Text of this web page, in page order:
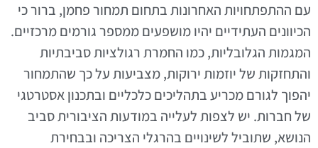
עם ההתפתחויות האחרונות בתחום תמחור פחמן, ברור כי
הכיוונים העתידיים יהיו מושפעים ממספר גורמים מרכזיים.
המגמות הגלובליות, כמו החמרת רגולציות סביבתיות
והתחזקות של יוזמות ירוקות, מצביעות על כך שהתמחור
יהפוך לגורם מכריע בתהליכים כלכליים ובתכנון אסטרטגי
של חברות. יש לצפות לעלייה במודעות הציבורית סביב
הנושא, שתוביל לשינויים בהרגלי הצריכה ובבחירת